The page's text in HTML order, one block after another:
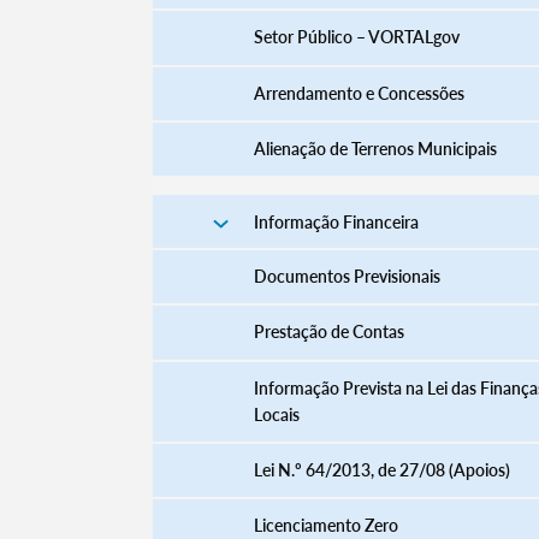
Setor Público – VORTALgov
Arrendamento e Concessões
Alienação de Terrenos Municipais
Informação Financeira
Documentos Previsionais
Prestação de Contas
Informação Prevista na Lei das
Locais
Lei N.º 64/2013, de 27/08 (Apoios)
Licenciamento Zero